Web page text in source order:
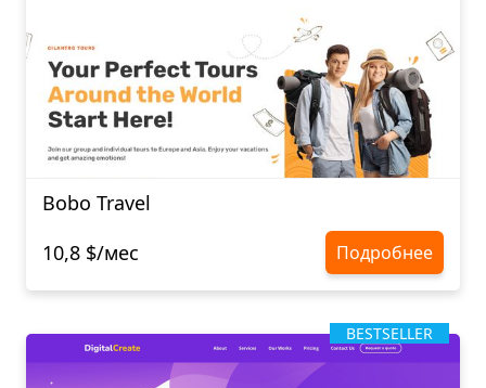
Bobo Travel
10,8 $/мес
Подробнее
BESTSELLER